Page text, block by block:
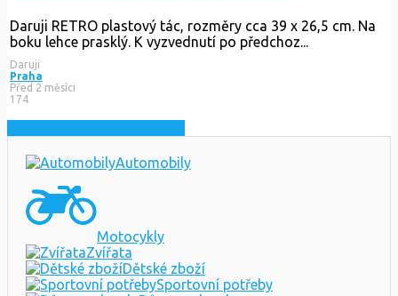
Daruji RETRO plastový tác, rozměry cca 39 x 26,5 cm. Na
boku lehce prasklý. K vyzvednutí po předchoz...
Daruji
Praha
Před 2 měsíci
174
Automobily
Motocykly
Zvířata
Dětské zboží
Sportovní potřeby